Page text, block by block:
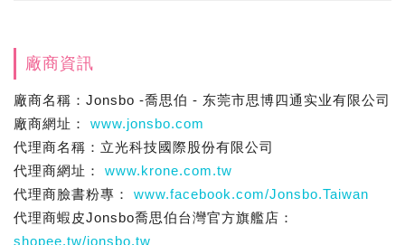
廠商資訊
廠商名稱：Jonsbo -喬思伯 - 东莞市思博四通实业有限公司
廠商網址： www.jonsbo.com
代理商名稱：立光科技國際股份有限公司
代理商網址： www.krone.com.tw
代理商臉書粉專： www.facebook.com/Jonsbo.Taiwan
代理商蝦皮Jonsbo喬思伯台灣官方旗艦店：
shopee.tw/jonsbo.tw